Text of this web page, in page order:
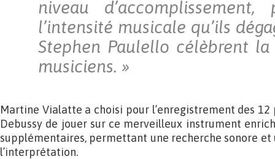
niveau
l’intensité musicale qu’ils
Stephen Paulello célèbrent
musiciens. »
Martine Vialatte a choisi pour l’enregistrement des
Debussy de jouer sur ce merveilleux instrument
supplémentaires, permettant une recherche sonore et
l’interprétation.